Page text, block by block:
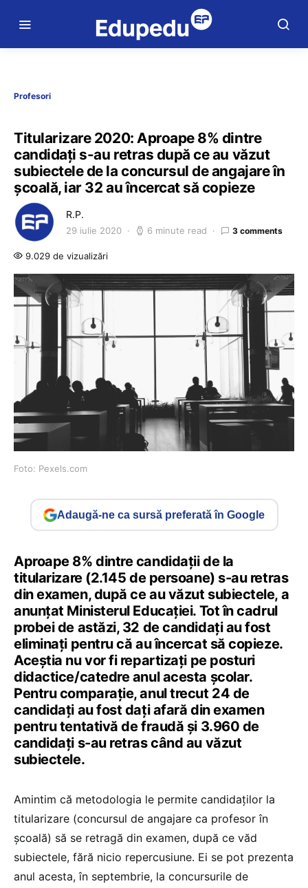
Profesori
Titularizare 2020: Aproape 8% dintre
candidați s-au retras după ce au văzut
subiectele de la concursul de angajare în
școală, iar 32 au încercat să copieze
R.P.
29 iulie 2020 6 minute read 3 comments
9.029 de vizualizări
Foto: Pexels.com
Adaugă-ne ca sursă preferată în Google
Aproape 8% dintre candidații de la
titularizare (2.145 de persoane) s-au retras
din examen, după ce au văzut subiectele, a
anunțat Ministerul Educației. Tot în cadrul
probei de astăzi, 32 de candidaţi au fost
eliminaţi pentru că au încercat să copieze.
Aceștia nu vor fi repartizaţi pe posturi
didactice/catedre anul acesta şcolar.
Pentru comparație, anul trecut 24 de
candidaţi au fost dați afară din examen
pentru tentativă de fraudă și 3.960 de
candidați s-au retras când au văzut
subiectele.
Amintim că metodologia le permite candidaților la
titularizare (concursul de angajare ca profesor în
școală) să se retragă din examen, după ce văd
subiectele, fără nicio repercusiune. Ei se pot prezenta
anul acesta, în septembrie, la concursurile de